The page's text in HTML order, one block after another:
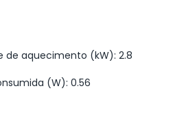
de aquecimento (kW): 2.8
(W): 0.56